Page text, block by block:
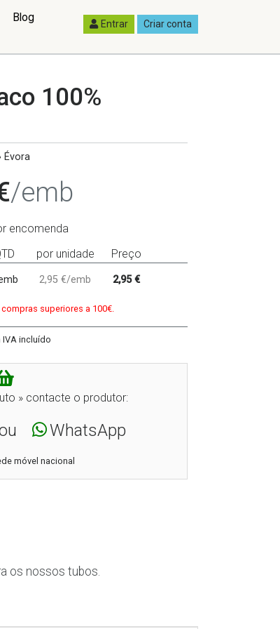
Blog Entrar Criar conta
100%
Évora
/emb
encomenda
por unidade Preço
2,95 €/emb 2,95 €
superiores a 100€.
IVA incluído
» contacte o produtor:
WhatsApp
móvel nacional
os nossos tubos.